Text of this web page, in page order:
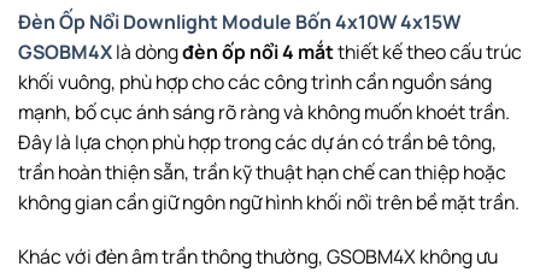
Đèn Ốp Nổi Downlight Module Bốn 4x10W 4x15W
GSOBM4Xlà dòngđèn ốp nổi 4 mắtthiết kế theo cấu trúc
khối vuông, phù hợp cho các công trình cần nguồn sáng
mạnh, bố cục ánh sáng rõ ràng và không muốn khoét trần.
Đây là lựa chọn phù hợp trong các dự án có trần bê tông,
trần hoàn thiện sẵn, trần kỹ thuật hạn chế can thiệp hoặc
không gian cần giữ ngôn ngữ hình khối nổi trên bề mặt trần.
Khác với đèn âm trần thông thường, GSOBM4X không ưu